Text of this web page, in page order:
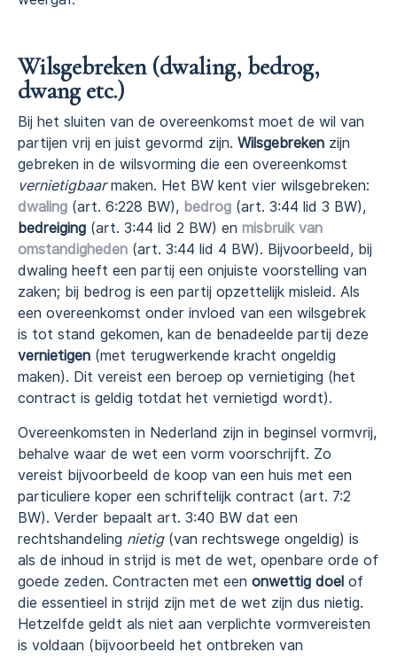
Wilsgebreken (dwaling, bedrog,
dwang etc.)
Bij het sluiten van de overeenkomst moet de wil van
partijen vrij en juist gevormd zijn. Wilsgebreken zijn
gebreken in de wilsvorming die een overeenkomst
vernietigbaarmaken. Het BW kent vier wilsgebreken:
dwaling (art. 6:228 BW), bedrog (art. 3:44 lid 3 BW),
bedreiging (art. 3:44 lid 2 BW) en misbruik van
omstandigheden (art. 3:44 lid 4 BW). Bijvoorbeeld, bij
dwaling heeft een partij een onjuiste voorstelling van
zaken; bij bedrog is een partij opzettelijk misleid. Als
een overeenkomst onder invloed van een wilsgebrek
is tot stand gekomen, kan de benadeelde partij deze
vernietigen (met terugwerkende kracht ongeldig
maken). Dit vereist een beroep op vernietiging (het
contract is geldig totdat het vernietigd wordt).
Overeenkomsten in Nederland zijn in beginsel vormvrij,
behalve waar de wet een vorm voorschrijft. Zo
vereist bijvoorbeeld de koop van een huis met een
particuliere koper een schriftelijk contract (art. 7:2
BW). Verder bepaalt art. 3:40 BW dat een
rechtshandeling nietig(van rechtswege ongeldig) is
als de inhoud in strijd is met de wet, openbare orde of
goede zeden. Contracten met een onwettig doel of
die essentieel in strijd zijn met de wet zijn dus nietig.
Hetzelfde geldt als niet aan verplichte vormvereisten
is voldaan (bijvoorbeeld het ontbreken van